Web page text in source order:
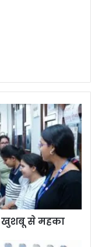
खुशबू से महका